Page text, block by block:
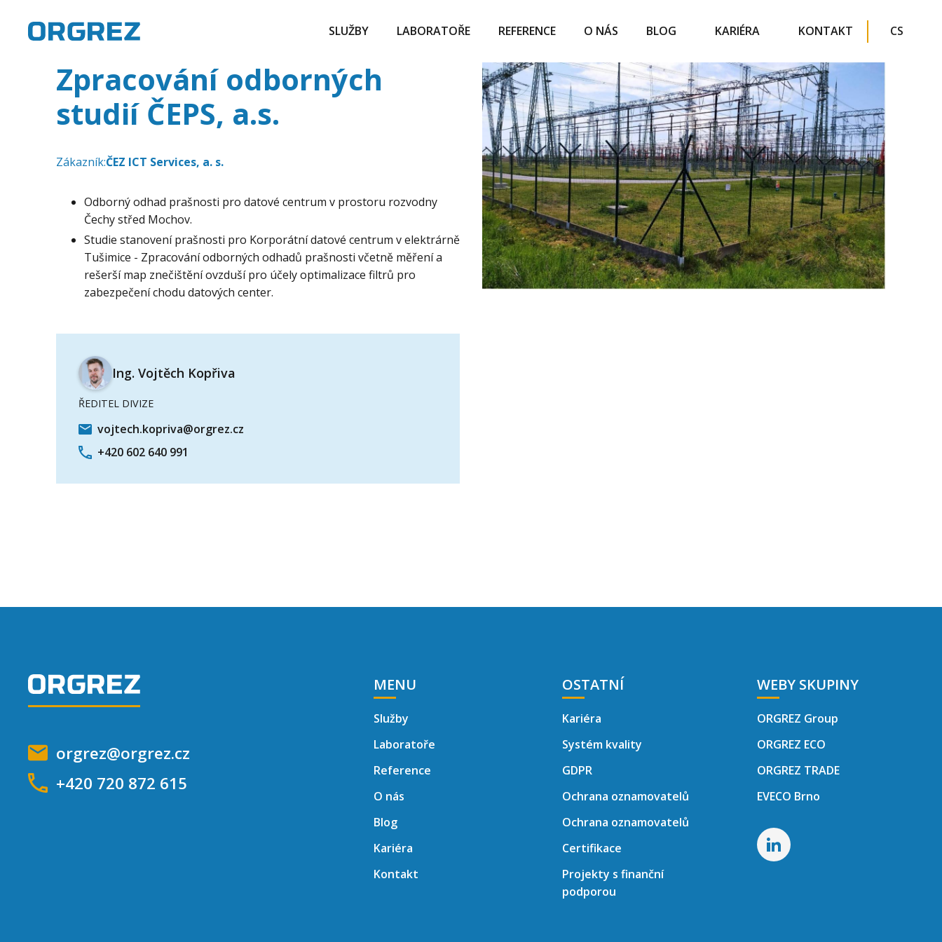
SLUŽBY LABORATOŘE REFERENCE O NÁS BLOG KARIÉRA KONTAKT CS
Zpracování odborných
studií ČEPS, a.s.
Zákazník:ČEZ ICT Services, a. s.
Odborný odhad prašnosti pro datové centrum v prostoru rozvodny
Čechy střed Mochov.
Studie stanovení prašnosti pro Korporátní datové centrum v elektrárně
Tušimice - Zpracování odborných odhadů prašnosti včetně měření a
rešerší map znečištění ovzduší pro účely optimalizace filtrů pro
zabezpečení chodu datových center.
Ing. Vojtěch Kopřiva
ŘEDITEL DIVIZE
vojtech.kopriva@orgrez.cz
+420 602 640 991
orgrez@orgrez.cz
+420 720 872 615
MENU
Služby
Laboratoře
Reference
O nás
Blog
Kariéra
Kontakt
OSTATNÍ
Kariéra
Systém kvality
GDPR
Ochrana oznamovatelů
Ochrana oznamovatelů
Certifikace
Projekty s finanční
podporou
WEBY SKUPINY
ORGREZ Group
ORGREZ ECO
ORGREZ TRADE
EVECO Brno